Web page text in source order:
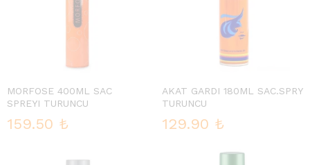
MORFOSE 400ML SAC
SPREYI TURUNCU
159.50 ₺
AKAT GARDI 180ML SAC.SPRY
TURUNCU
129.90 ₺